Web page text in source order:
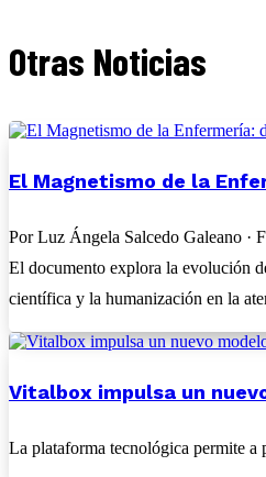
Otras Noticias
El Magnetismo de la
Por Luz Ángela Salcedo Galeano ·
El documento explora la evolución
científica y la humanización en la
Vitalbox impulsa un
La plataforma tecnológica permite a